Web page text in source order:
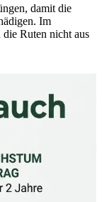
damit die
Im
Ruten nicht aus